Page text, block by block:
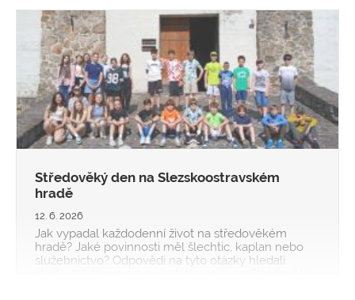
prostřednictvím autentických příběhů pamět
Středověký den na Slezskoostravském
hradě
12. 6. 2026
Jak vypadal každodenní život na středověkém
hradě? Jaké povinnosti měl šlechtic, kaplan nebo
služebnictvo? Odpovědi na tyto otázky hledali